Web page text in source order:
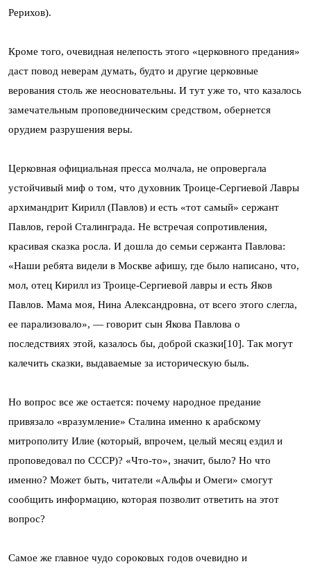
Рерихов).
Кроме того, очевидная нелепость этого «церковного предания»
даст повод неверам думать, будто и другие церковные
верования столь же неосновательны. И тут уже то, что казалось
замечательным проповедническим средством, обернется
орудием разрушения веры.
Церковная официальная пресса молчала, не опровергала
устойчивый миф о том, что духовник Троице-Сергиевой Лавры
архимандрит Кирилл (Павлов) и есть «тот самый» сержант
Павлов, герой Сталинграда. Не встречая сопротивления,
красивая сказка росла. И дошла до семьи сержанта Павлова:
«Наши ребята видели в Москве афишу, где было на­писано, что,
мол, отец Кирилл из Троице-Сергиевой лавры и ecть Яков
Павлов. Мама моя, Нина Алек­сандровна, от всего этого слегла,
ее парализовало», — говорит сын Якова Павлова о
последствиях этой, казалось бы, доброй сказки[10]. Так могут
калечить сказки, выдаваемые за историческую быль.
Но вопрос все же остается: почему народное предание
привязало «вразумление» Сталина именно к арабскому
митрополиту Илие (который, впрочем, целый месяц ездил и
проповедовал по СССР)? «Что-то», значит, было? Но что
именно? Может быть, читатели «Альфы и Омеги» смогут
сообщить информацию, которая позволит ответить на этот
вопрос?
Самое же главное чудо сороковых годов очевидно и